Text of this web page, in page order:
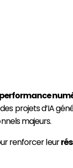
projets d’IA
majeurs.
renforcer leur